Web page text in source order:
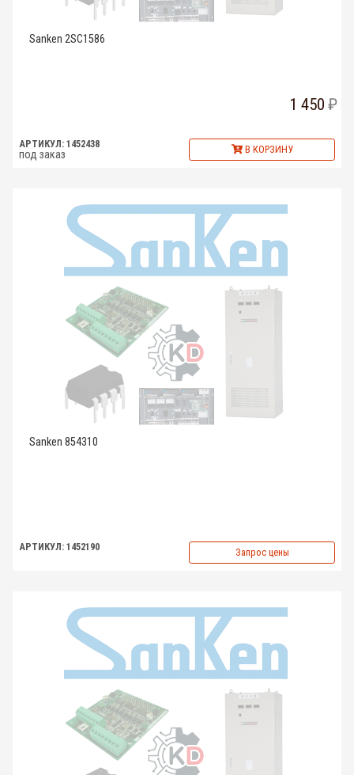
Sanken 2SC1586
1 450
АРТИКУЛ: 1452438
под заказ В КОРЗИНУ
Sanken 854310
АРТИКУЛ: 1452190 Запрос цены